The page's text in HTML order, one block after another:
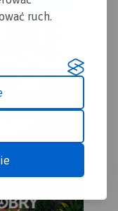
ruch.